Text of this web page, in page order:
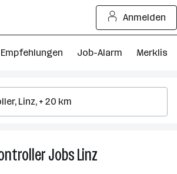
Anmelden
Job-Alarm Merkliste
JobsLinz